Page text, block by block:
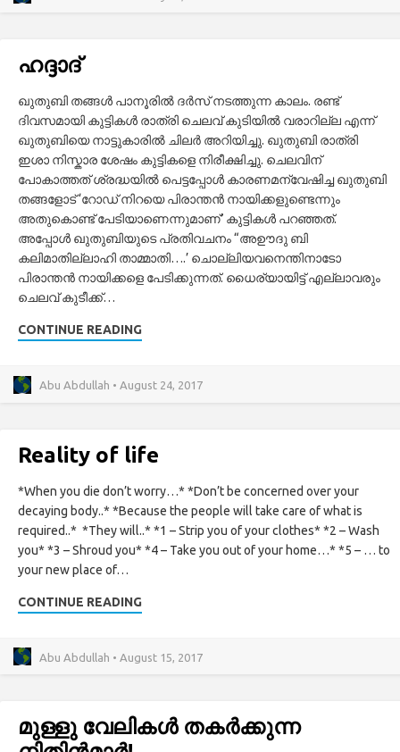
ഹദ്ദാദ്
ഖുതുബി തങ്ങൾ പാനൂരിൽ ദർസ് നടത്തുന്ന കാലം. രണ്ട്
ദിവസമായി കുട്ടികൾ രാത്രി ചെലവ് കുടിയിൽ വരാറില്ല എന്ന്
ഖുതുബിയെ നാട്ടുകാരിൽ ചിലർ അറിയിച്ചു. ഖുതുബി രാത്രി
ഇശാ നിസ്കാര ശേഷം കുട്ടികളെ നിരീക്ഷിച്ചു. ചെലവിന്
പോകാത്തത് ശ്രദ്ധയിൽ പെട്ടപ്പോൾ കാരണമന്വേഷിച്ച ഖുതുബി
തങ്ങളോട് ‘റോഡ് നിറയെ പിരാന്തൻ നായിക്കളുണ്ടെന്നും
അതുകൊണ്ട് പേടിയാണെന്നുമാണ്’ കുട്ടികൾ പറഞ്ഞത്.
അപ്പോൾ ഖുതുബിയുടെ പ്രതിവചനം “അഊദു ബി
കലിമാതില്ലാഹി താമ്മാതി….’ ചൊല്ലിയവനെന്തിനാടോ
പിരാന്തൻ നായിക്കളെ പേടിക്കുന്നത്. ധൈര്യായിട്ട് എല്ലാവരും
ചെലവ് കുടീക്ക്…
CONTINUE READING
Abu Abdullah • August 24, 2017
Reality of life
*When you die don’t worry…* *Don’t be concerned over your
decaying body..* *Because the people will take care of what is
required..* *They will..* *1 – Strip you of your clothes* *2 – Wash
you* *3 – Shroud you* *4 – Take you out of your home…* *5 – … to
your new place of…
CONTINUE READING
Abu Abdullah • August 15, 2017
മുള്ളു വേലികൾ തകർക്കുന്ന